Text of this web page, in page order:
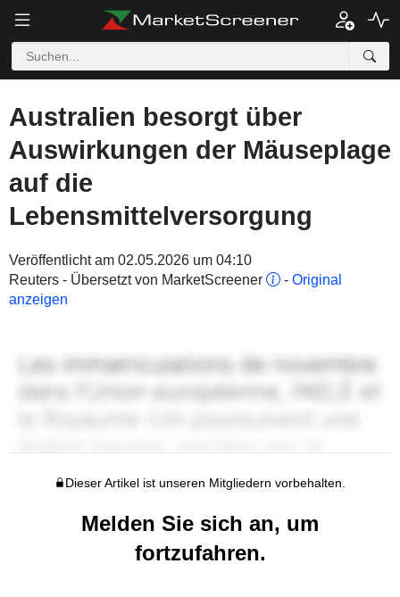
Australien besorgt über
Auswirkungen der Mäuseplage
auf die
Lebensmittelversorgung
Veröffentlicht am 02.05.2026 um 04:10
Reuters - Übersetzt von MarketScreener
- Original
anzeigen
Dieser Artikel ist unseren Mitgliedern vorbehalten.
Melden Sie sich an, um
fortzufahren.